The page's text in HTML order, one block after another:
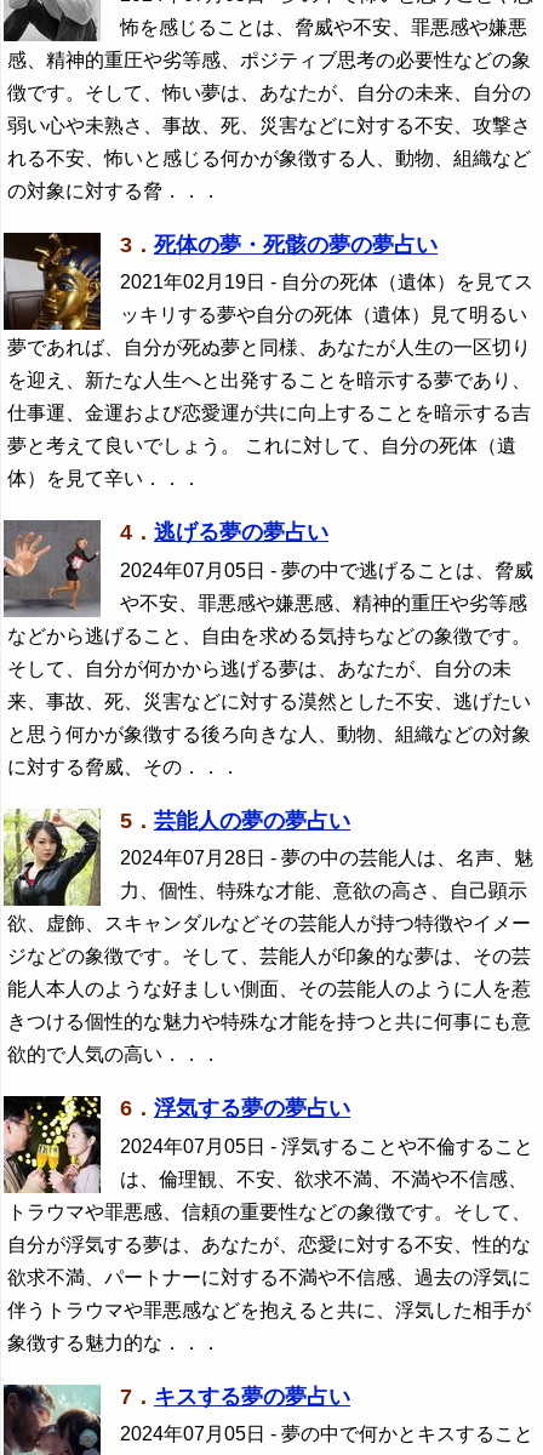
怖を感じることは、脅威や不安、罪悪感や嫌悪
感、精神的重圧や劣等感、ポジティブ思考の必要性などの象
徴です。そして、怖い夢は、あなたが、自分の未来、自分の
弱い心や未熟さ、事故、死、災害などに対する不安、攻撃さ
れる不安、怖いと感じる何かが象徴する人、動物、組織など
の対象に対する脅．．．
3． 死体の夢・死骸の夢の夢占い
2021年02月19日 - 自分の死体（遺体）を見てス
ッキリする夢や自分の死体（遺体）見て明るい
夢であれば、自分が死ぬ夢と同様、あなたが人生の一区切り
を迎え、新たな人生へと出発することを暗示する夢であり、
仕事運、金運および恋愛運が共に向上することを暗示する吉
夢と考えて良いでしょう。 これに対して、自分の死体（遺
体）を見て辛い．．．
4． 逃げる夢の夢占い
2024年07月05日 - 夢の中で逃げることは、脅威
や不安、罪悪感や嫌悪感、精神的重圧や劣等感
などから逃げること、自由を求める気持ちなどの象徴です。
そして、自分が何かから逃げる夢は、あなたが、自分の未
来、事故、死、災害などに対する漠然とした不安、逃げたい
と思う何かが象徴する後ろ向きな人、動物、組織などの対象
に対する脅威、その．．．
5． 芸能人の夢の夢占い
2024年07月28日 - 夢の中の芸能人は、名声、魅
力、個性、特殊な才能、意欲の高さ、自己顕示
欲、虚飾、スキャンダルなどその芸能人が持つ特徴やイメー
ジなどの象徴です。そして、芸能人が印象的な夢は、その芸
能人本人のような好ましい側面、その芸能人のように人を惹
きつける個性的な魅力や特殊な才能を持つと共に何事にも意
欲的で人気の高い．．．
6． 浮気する夢の夢占い
2024年07月05日 - 浮気することや不倫すること
は、倫理観、不安、欲求不満、不満や不信感、
トラウマや罪悪感、信頼の重要性などの象徴です。そして、
自分が浮気する夢は、あなたが、恋愛に対する不安、性的な
欲求不満、パートナーに対する不満や不信感、過去の浮気に
伴うトラウマや罪悪感などを抱えると共に、浮気した相手が
象徴する魅力的な．．．
7． キスする夢の夢占い
2024年07月05日 - 夢の中で何かとキスすること